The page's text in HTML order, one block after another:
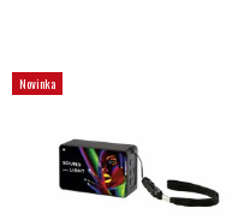
Novinka